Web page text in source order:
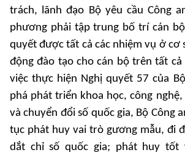
trách, lãnh đạo Bộ yêu cầu Công
phương phải tập trung bố trí cán
quyết được tất cả các nhiệm vụ ở cơ
động đào tạo cho cán bộ trên tất
việc thực hiện Nghị quyết 57 của
phá phát triển khoa học, công
và chuyển đổi số quốc gia, Bộ Công
tục phát huy vai trò gương mẫu, đi
dắt chỉ số quốc gia; phát huy tốt